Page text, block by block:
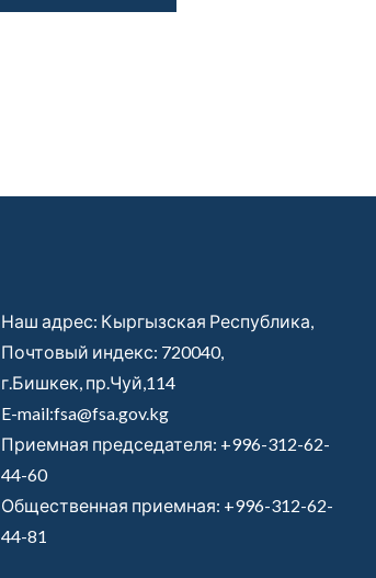
Наш адрес: Кыргызская Республика,
Почтовый индекс: 720040,
г.Бишкек, пр.Чуй,114
E-mail:fsa@fsa.gov.kg
Приемная председателя: +996-312-62-
44-60
Общественная приемная: +996-312-62-
44-81